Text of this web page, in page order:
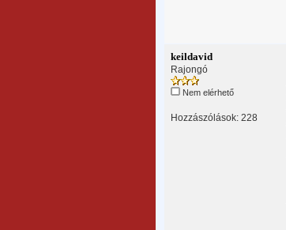
keildavid
Rajongó
Nem elérhető
Hozzászólások: 228